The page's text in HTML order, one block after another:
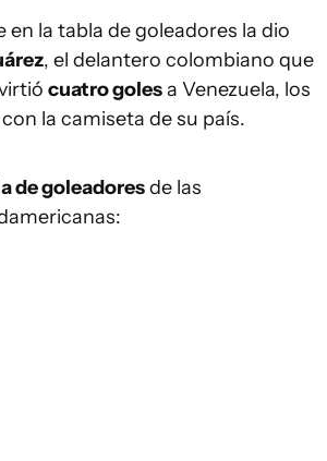
en la tabla de goleadores la dio
, el delantero colombiano que
cuatro golesa Venezuela, los
la camiseta de su país.
de goleadoresde las